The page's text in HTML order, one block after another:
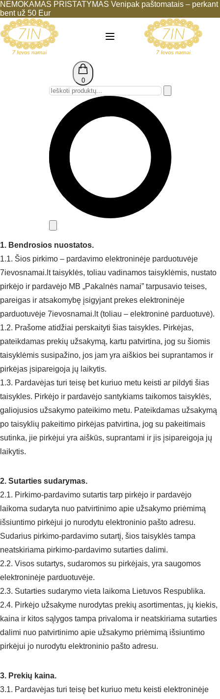
Eiti
prie
turinio
NEMOKAMAS PRISTATYMAS Venipak paštomatais – perkant
bent už 50 Eur
0
1. Bendrosios nuostatos.
1.1. Šios pirkimo – pardavimo elektroninėje parduotuvėje
7ievosnamai.lt taisyklės, toliau vadinamos taisyklėmis, nustato
pirkėjo ir pardavėjo MB „Pakalnės namai” tarpusavio teises,
pareigas ir atsakomybę įsigyjant prekes elektroninėje
parduotuvėje 7ievosnamai.lt (toliau – elektroninė parduotuvė).
1.2. Prašome atidžiai perskaityti šias taisykles. Pirkėjas,
pateikdamas prekių užsakymą, kartu patvirtina, jog su šiomis
taisyklėmis susipažino, jos jam yra aiškios bei suprantamos ir
pirkėjas įsipareigoja jų laikytis.
1.3. Pardavėjas turi teisę bet kuriuo metu keisti ar pildyti šias
taisykles. Pirkėjo ir pardavėjo santykiams taikomos taisyklės,
galiojusios užsakymo pateikimo metu. Pateikdamas užsakymą
po taisyklių pakeitimo pirkėjas patvirtina, jog su pakeitimais
sutinka, jie pirkėjui yra aiškūs, suprantami ir jis įsipareigoja jų
laikytis.
2. Sutarties sudarymas.
2.1. Pirkimo-pardavimo sutartis tarp pirkėjo ir pardavėjo
laikoma sudaryta nuo patvirtinimo apie užsakymo priėmimą
išsiuntimo pirkėjui jo nurodytu elektroninio pašto adresu.
Sudarius pirkimo-pardavimo sutartį, šios taisyklės tampa
neatskiriama pirkimo-pardavimo sutarties dalimi.
2.2. Visos sutartys, sudaromos su pirkėjais, yra saugomos
elektroninėje parduotuvėje.
2.3. Sutarties sudarymo vieta laikoma Lietuvos Respublika.
2.4. Pirkėjo užsakyme nurodytas prekių asortimentas, jų kiekis,
kaina ir kitos sąlygos tampa privaloma ir neatskiriama sutarties
dalimi nuo patvirtinimo apie užsakymo priėmimą išsiuntimo
pirkėjui jo nurodytu elektroninio pašto adresu.
3. Prekių kaina.
3.1. Pardavėjas turi teisę bet kuriuo metu keisti elektroninėje